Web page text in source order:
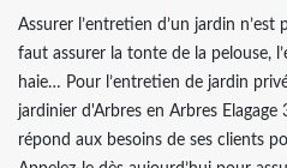
Assurer l’entretien d’un jardin n’est
faut assurer la tonte de la pelouse,
haie… Pour l’entretien de jardin
jardinier d'Arbres en Arbres
répond aux besoins de ses clients